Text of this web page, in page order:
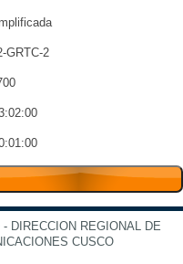
GRTC-2
DIRECCION REGIONAL DE
CUSCO